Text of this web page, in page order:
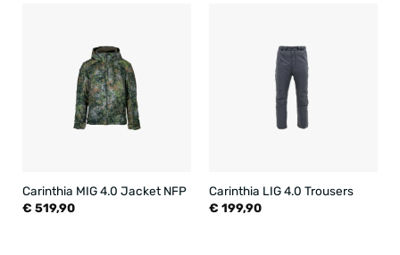
Carinthia MIG 4.0 Jacket NFP
€ 519,90
Carinthia LIG 4.0 Trousers
€ 199,90